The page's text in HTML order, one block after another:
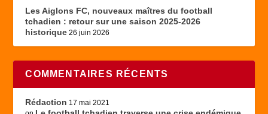
Les Aiglons FC, nouveaux maîtres du football
tchadien : retour sur une saison 2025-2026
historique 26 juin 2026
COMMENTAIRES RÉCENTS
Rédaction 17 mai 2021